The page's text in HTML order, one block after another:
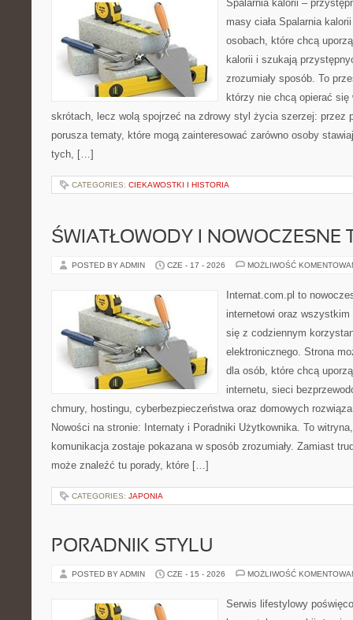
Spalarnia kalorii –
masy ciała Spalarnia
osobach, które chcą
kalorii i szukają
zrozumiały sposób. To
którzy nie chcą opierać się
skrótach, lecz wolą spojrzeć na zdrowy styl życia szerzej: przez
porusza tematy, które mogą zainteresować zarówno osoby
tych, […]
CATEGORIES: CIEKAWOSTKI I HISTORIA
ŚWIATŁOWODY I NOWOCZESNE
POSTED BY ADMIN CZE - 17 - 2026 MOŻLIWOŚĆ
Internat.com.pl to
internetowi oraz
się z codziennym
elektronicznego. Strona
dla osób, które chcą
internetu, sieci
chmury, hostingu, cyberbezpieczeństwa oraz domowych
Nowości na stronie: Internaty i Poradniki Użytkownika. To
komunikacja zostaje pokazana w sposób zrozumiały. Zamiast
może znaleźć tu porady, które […]
CATEGORIES: JAPONIA
PORADNIK STYLU
POSTED BY ADMIN CZE - 15 - 2026 MOŻLIWOŚĆ
Serwis lifestylowy